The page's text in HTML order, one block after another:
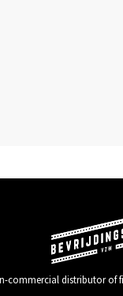
commercial distributor of